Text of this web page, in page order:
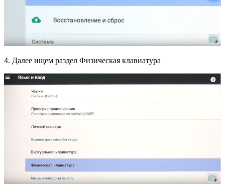
4. Далее ищем раздел Физическая клавиатура